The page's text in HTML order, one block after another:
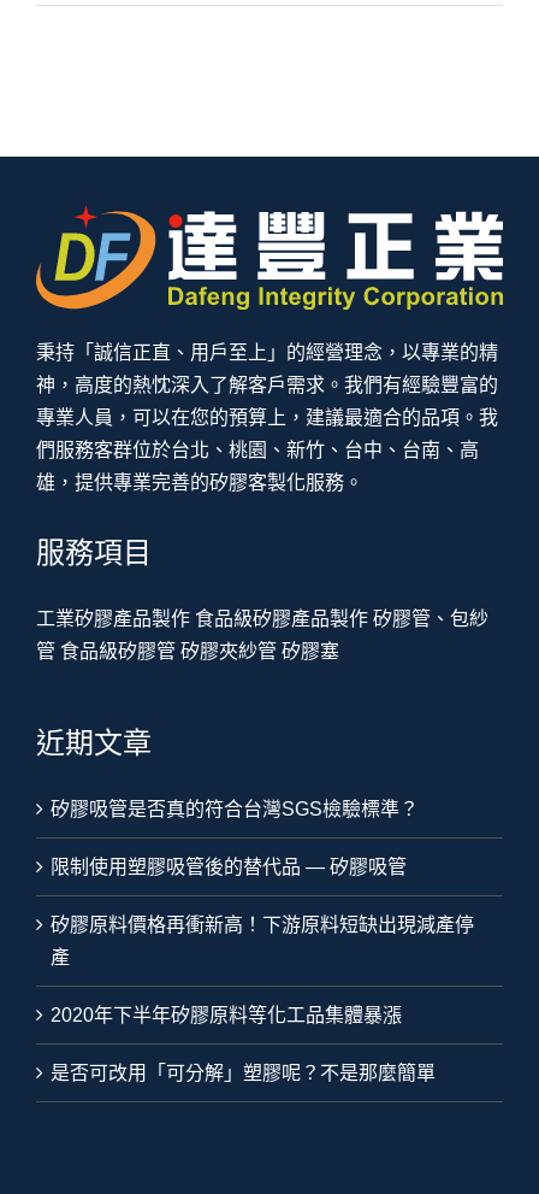
秉持「誠信正直、用戶至上」的經營理念，以專業的精
神，高度的熱忱深入了解客戶需求。我們有經驗豐富的
專業人員，可以在您的預算上，建議最適合的品項。我
們服務客群位於台北、桃園、新竹、台中、台南、高
雄，提供專業完善的矽膠客製化服務。
服務項目
工業矽膠產品製作 食品級矽膠產品製作 矽膠管、包紗
管 食品級矽膠管 矽膠夾紗管 矽膠塞
近期文章
矽膠吸管是否真的符合台灣SGS檢驗標準？
限制使用塑膠吸管後的替代品 — 矽膠吸管
矽膠原料價格再衝新高！下游原料短缺出現減產停
產
2020年下半年矽膠原料等化工品集體暴漲
是否可改用「可分解」塑膠呢？不是那麼簡單